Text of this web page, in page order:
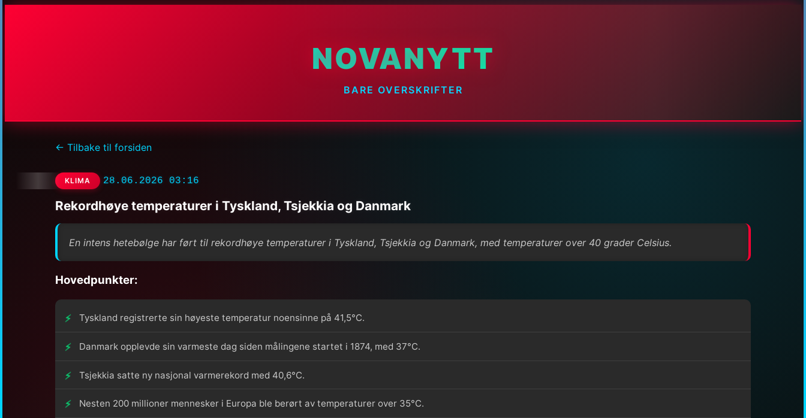
NOVANYTT
BARE OVERSKRIFTER
← Tilbake til forsiden
KLIMA 28.06.2026 03:16
Rekordhøye temperaturer i Tyskland, Tsjekkia og Danmark
En intens hetebølge har ført til rekordhøye temperaturer i Tyskland, Tsjekkia og Danmark, med temperaturer over 40 grader Celsius.
Hovedpunkter:
Tyskland registrerte sin høyeste temperatur noensinne på 41,5°C.
Danmark opplevde sin varmeste dag siden målingene startet i 1874, med 37°C.
Tsjekkia satte ny nasjonal varmerekord med 40,6°C.
Nesten 200 millioner mennesker i Europa ble berørt av temperaturer over 35°C.